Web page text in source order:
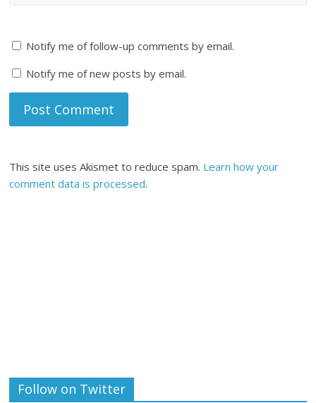
Notify me of follow-up comments by email.
Notify me of new posts by email.
This site uses Akismet to reduce spam. Learn how your
comment data is processed.
Follow on Twitter